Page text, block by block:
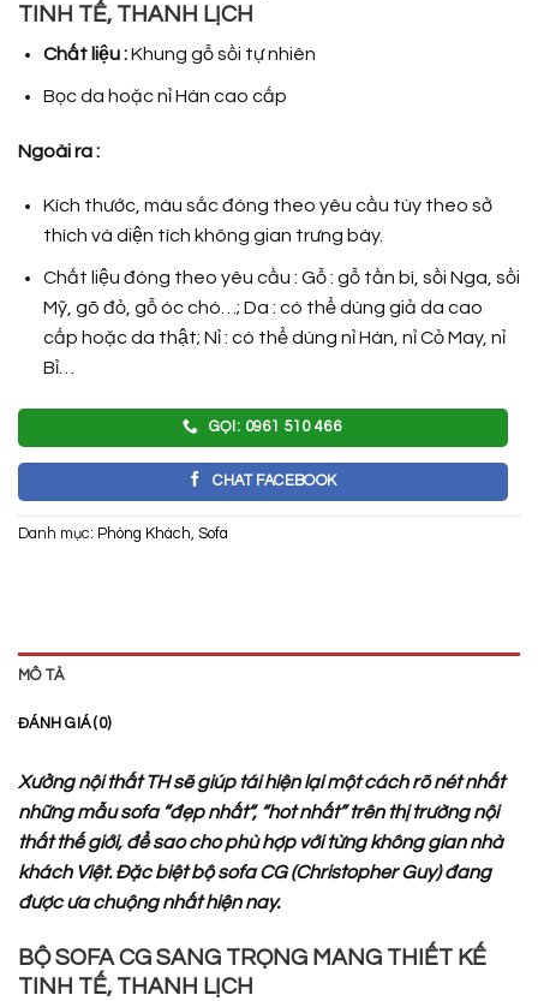
TINH TẾ, THANH LỊCH
Chất liệu :Khung gỗ sồi tự nhiên
Bọc da hoặc nỉ Hàn cao cấp
Ngoài ra :
Kích thước, màu sắc đóng theo yêu cầu tùy theo sở
thích và diện tích không gian trưng bày.
Chất liệu đóng theo yêu cầu : Gỗ : gỗ tần bì, sồi Nga, sồi
Mỹ, gõ đỏ, gỗ óc chó…; Da : có thể dùng giả da cao
cấp hoặc da thật; Nỉ : có thể dùng nỉ Hàn, nỉ Cỏ May, nỉ
Bỉ…
GỌI: 0961 510 466
CHAT FACEBOOK
Danh mục: Phòng Khách, Sofa
MÔ TẢ
ĐÁNH GIÁ (0)
Xưởng nội thất TH sẽ giúp tái hiện lại một cách rõ nét nhất
những mẫu sofa “đẹp nhất“, “hot nhất” trên thị trường nội
thất thế giới, để sao cho phù hợp với từng không gian nhà
khách Việt. Đặc biệt bộ sofa CG (Christopher Guy) đang
được ưa chuộng nhất hiện nay.
BỘ SOFA CG SANG TRỌNG MANG THIẾT KẾ
TINH TẾ, THANH LỊCH